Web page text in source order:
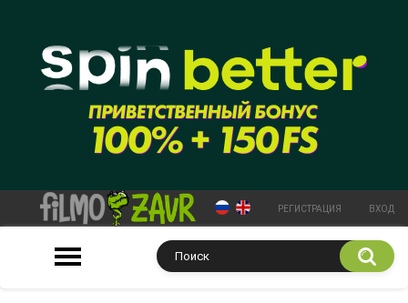
РЕГИСТРАЦИЯ ВХОД